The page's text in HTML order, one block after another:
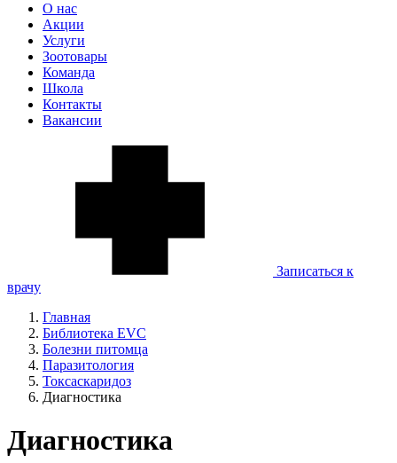
О нас
Акции
Услуги
Зоотовары
Команда
Школа
Контакты
Вакансии
Записаться к
врачу
Главная
Библиотека EVC
Болезни питомца
Паразитология
Токсаскаридоз
Диагностика
Диагностика